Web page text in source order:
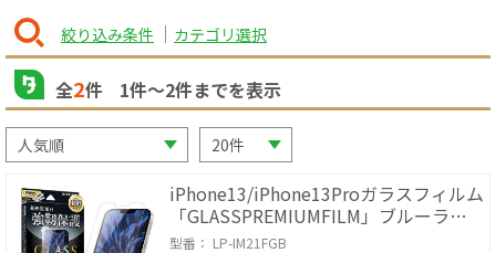
絞り込み条件 カテゴリ選択
全2件 1件〜2件までを表示
iPhone13/iPhone13Proガラスフィルム
「GLASSPREMIUMFILM」ブルーライ
トカット
型番： LP-IM21FGB